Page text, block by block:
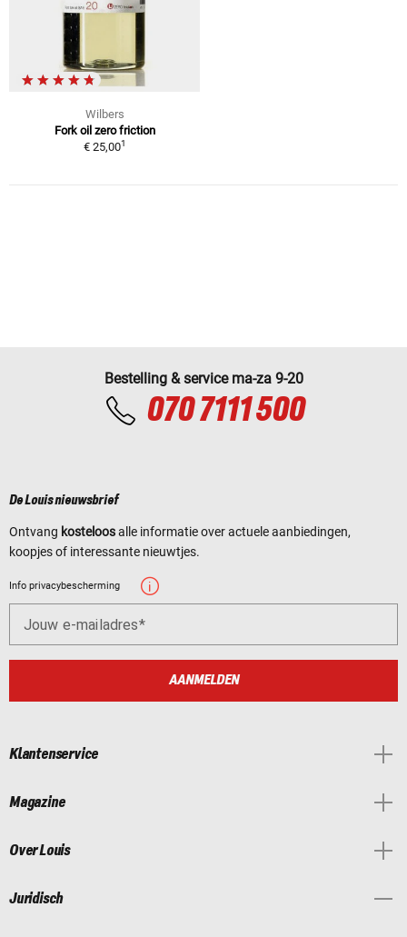
Wilbers
Fork oil zero friction
€ 25,001
Bestelling & service ma-za 9-20
070 7111 500
De Louis nieuwsbrief
Ontvang kosteloosalle informatie over actuele aanbiedingen,
koopjes of interessante nieuwtjes.
Info privacybescherming
Jouw e-mailadres
AANMELDEN
Klantenservice
Magazine
Over Louis
Juridisch